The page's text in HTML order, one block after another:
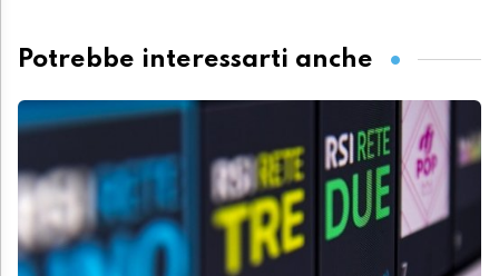
Potrebbe interessarti anche